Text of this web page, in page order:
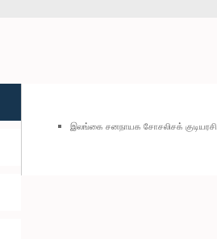
இலங்கை சனநாயக சோசலிசக்